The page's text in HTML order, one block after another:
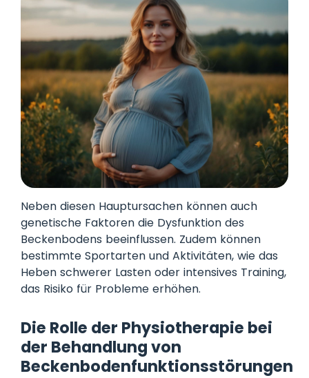
Neben diesen Hauptursachen können auch
genetische Faktoren die Dysfunktion des
Beckenbodens beeinflussen. Zudem können
bestimmte Sportarten und Aktivitäten, wie das
Heben schwerer Lasten oder intensives Training,
das Risiko für Probleme erhöhen.
Die Rolle der Physiotherapie bei
der Behandlung von
Beckenbodenfunktionsstörungen